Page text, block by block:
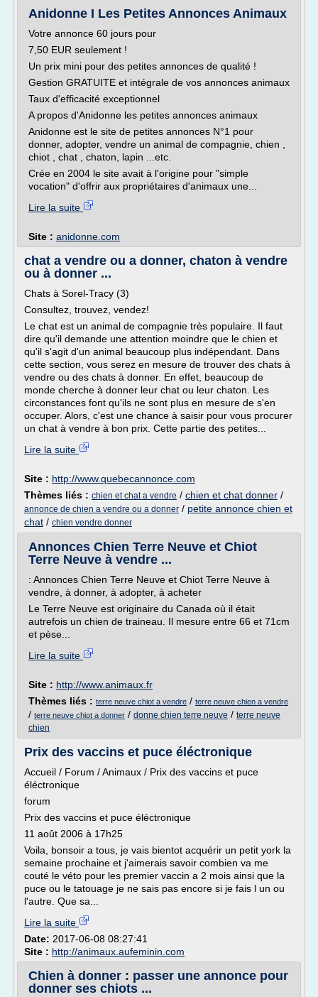
Anidonne I Les Petites Annonces Animaux
Votre annonce 60 jours pour
7,50 EUR seulement !
Un prix mini pour des petites annonces de qualité !
Gestion GRATUITE et intégrale de vos annonces animaux
Taux d'efficacité exceptionnel
A propos d'Anidonne les petites annonces animaux
Anidonne est le site de petites annonces N°1 pour
donner, adopter, vendre un animal de compagnie, chien ,
chiot , chat , chaton, lapin ...etc.
Crée en 2004 le site avait à l'origine pour "simple
vocation" d'offrir aux propriétaires d'animaux une...
Lire la suite
Site : anidonne.com
chat a vendre ou a donner, chaton à vendre
ou à donner ...
Chats à Sorel-Tracy (3)
Consultez, trouvez, vendez!
Le chat est un animal de compagnie très populaire. Il faut
dire qu'il demande une attention moindre que le chien et
qu'il s'agit d'un animal beaucoup plus indépendant. Dans
cette section, vous serez en mesure de trouver des chats à
vendre ou des chats à donner. En effet, beaucoup de
monde cherche à donner leur chat ou leur chaton. Les
circonstances font qu'ils ne sont plus en mesure de s'en
occuper. Alors, c'est une chance à saisir pour vous procurer
un chat à vendre à bon prix. Cette partie des petites...
Lire la suite
Site : http://www.quebecannonce.com
Thèmes liés : chien et chat a vendre / chien et chat donner /
annonce de chien a vendre ou a donner / petite annonce chien et
chat / chien vendre donner
Annonces Chien Terre Neuve et Chiot
Terre Neuve à vendre ...
: Annonces Chien Terre Neuve et Chiot Terre Neuve à
vendre, à donner, à adopter, à acheter
Le Terre Neuve est originaire du Canada où il était
autrefois un chien de traineau. Il mesure entre 66 et 71cm
et pèse...
Lire la suite
Site : http://www.animaux.fr
Thèmes liés : terre neuve chiot a vendre / terre neuve chien a vendre
/ terre neuve chiot a donner / donne chien terre neuve / terre neuve
chien
Prix des vaccins et puce éléctronique
Accueil / Forum / Animaux / Prix des vaccins et puce
éléctronique
forum
Prix des vaccins et puce éléctronique
11 août 2006 à 17h25
Voila, bonsoir a tous, je vais bientot acquérir un petit york la
semaine prochaine et j'aimerais savoir combien va me
couté le véto pour les premier vaccin a 2 mois ainsi que la
puce ou le tatouage je ne sais pas encore si je fais l un ou
l'autre. Que sa...
Lire la suite
Date: 2017-06-08 08:27:41
Site : http://animaux.aufeminin.com
Chien à donner : passer une annonce pour
donner ses chiots ...